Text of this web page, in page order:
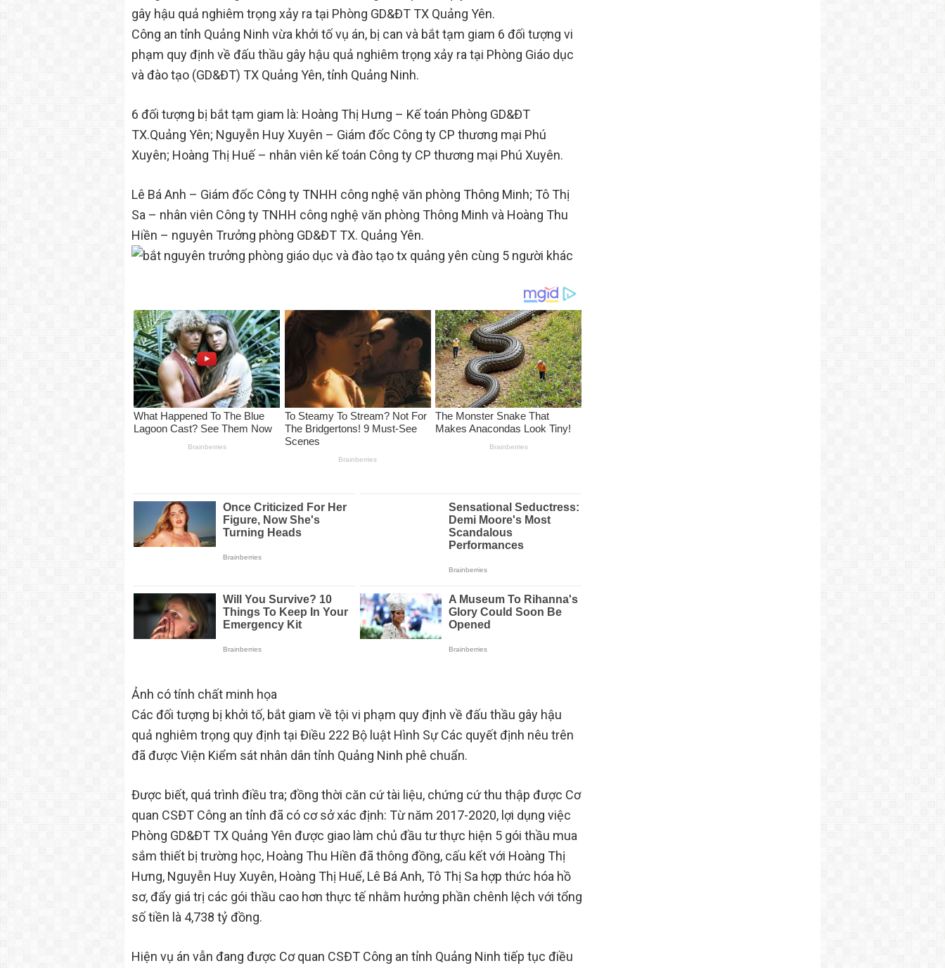
gây hậu quả nghiêm trọng xảy ra tại Phòng GD&ĐT TX Quảng Yên.
Công an tỉnh Quảng Ninh vừa khởi tố vụ án, bị can và bắt tạm giam 6 đối tượng vi
phạm quy định về đấu thầu gây hậu quả nghiêm trọng xảy ra tại Phòng Giáo dục
và đào tạo (GD&ĐT) TX Quảng Yên, tỉnh Quảng Ninh.
6 đối tượng bị bắt tạm giam là: Hoàng Thị Hưng – Kế toán Phòng GD&ĐT
TX.Quảng Yên; Nguyễn Huy Xuyên – Giám đốc Công ty CP thương mại Phú
Xuyên; Hoàng Thị Huế – nhân viên kế toán Công ty CP thương mại Phú Xuyên.
Lê Bá Anh – Giám đốc Công ty TNHH công nghệ văn phòng Thông Minh; Tô Thị
Sa – nhân viên Công ty TNHH công nghệ văn phòng Thông Minh và Hoàng Thu
Hiền – nguyên Trưởng phòng GD&ĐT TX. Quảng Yên.
Ảnh có tính chất minh họa
Các đối tượng bị khởi tố, bắt giam về tội vi phạm quy định về đấu thầu gây hậu
quả nghiêm trọng quy định tại Điều 222 Bộ luật Hình Sự Các quyết định nêu trên
đã được Viện Kiểm sát nhân dân tỉnh Quảng Ninh phê chuẩn.
Được biết, quá trình điều tra; đồng thời căn cứ tài liệu, chứng cứ thu thập được Cơ
quan CSĐT Công an tỉnh đã có cơ sở xác định: Từ năm 2017-2020, lợi dụng việc
Phòng GD&ĐT TX Quảng Yên được giao làm chủ đầu tư thực hiện 5 gói thầu mua
sắm thiết bị trường học, Hoàng Thu Hiền đã thông đồng, cấu kết với Hoàng Thị
Hưng, Nguyễn Huy Xuyên, Hoàng Thị Huế, Lê Bá Anh, Tô Thị Sa hợp thức hóa hồ
sơ, đẩy giá trị các gói thầu cao hơn thực tế nhằm hưởng phần chênh lệch với tổng
số tiền là 4,738 tỷ đồng.
Hiện vụ án vẫn đang được Cơ quan CSĐT Công an tỉnh Quảng Ninh tiếp tục điều